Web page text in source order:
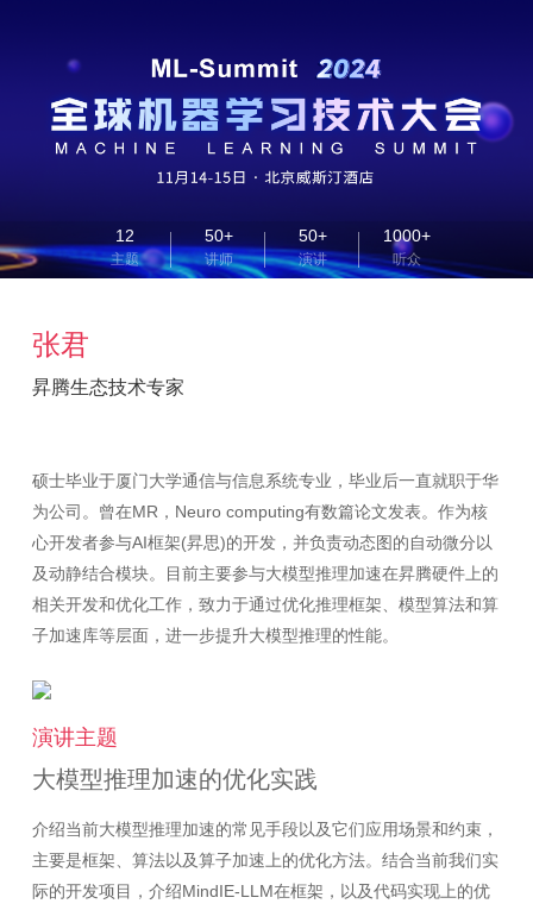
12
主题
50+
讲师
50+
演讲
1000+
听众
张君
昇腾生态技术专家
硕士毕业于厦门大学通信与信息系统专业，毕业后一直就职于华
为公司。曾在MR，Neuro computing有数篇论文发表。作为核
心开发者参与AI框架(昇思)的开发，并负责动态图的自动微分以
及动静结合模块。目前主要参与大模型推理加速在昇腾硬件上的
相关开发和优化工作，致力于通过优化推理框架、模型算法和算
演讲主题
大模型推理加速的优化实践
介绍当前大模型推理加速的常见手段以及它们应用场景和约束，
主要是框架、算法以及算子加速上的优化方法。结合当前我们实
际的开发项目，介绍MindIE-LLM在框架，以及代码实现上的优